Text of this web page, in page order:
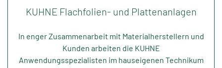
KUHNE Flachfolien- und Plattenanlagen
In enger Zusammenarbeit mit Materialherstellern und
Kunden arbeiten die KUHNE
Anwendungsspezialisten im hauseigenen Technikum